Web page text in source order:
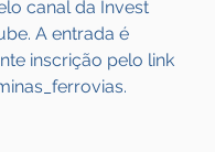
canal da Invest
A entrada é
inscrição pelo link